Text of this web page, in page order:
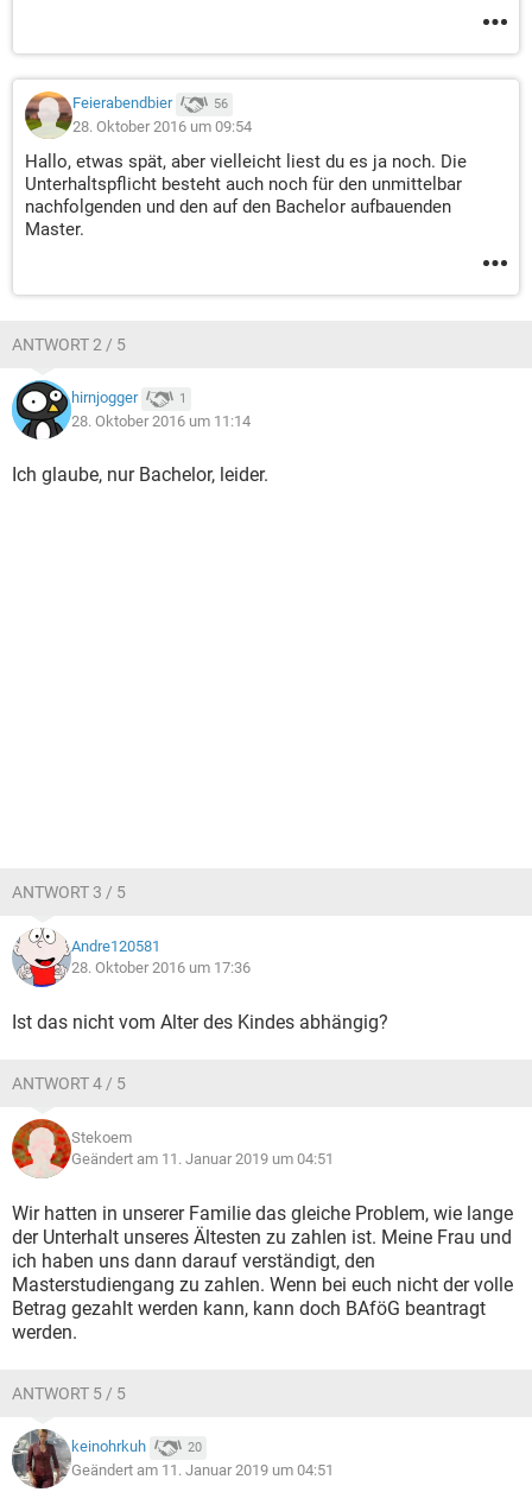
Feierabendbier 56
28. Oktober 2016 um 09:54
Hallo, etwas spät, aber vielleicht liest du es ja noch. Die
Unterhaltspflicht besteht auch noch für den unmittelbar
nachfolgenden und den auf den Bachelor aufbauenden
Master.
ANTWORT 2 / 5
hirnjogger 1
28. Oktober 2016 um 11:14
Ich glaube, nur Bachelor, leider.
ANTWORT 3 / 5
Andre120581
28. Oktober 2016 um 17:36
Ist das nicht vom Alter des Kindes abhängig?
ANTWORT 4 / 5
Stekoem
Geändert am 11. Januar 2019 um 04:51
Wir hatten in unserer Familie das gleiche Problem, wie lange
der Unterhalt unseres Ältesten zu zahlen ist. Meine Frau und
ich haben uns dann darauf verständigt, den
Masterstudiengang zu zahlen. Wenn bei euch nicht der volle
Betrag gezahlt werden kann, kann doch BAföG beantragt
werden.
ANTWORT 5 / 5
keinohrkuh 20
Geändert am 11. Januar 2019 um 04:51